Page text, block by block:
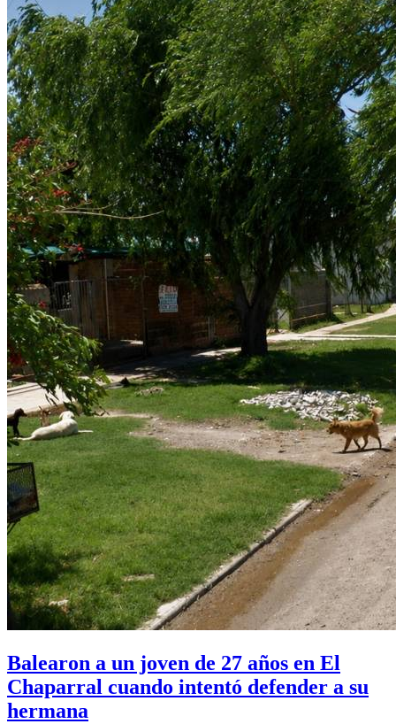
Balearon a un joven de 27 años en El
Chaparral cuando intentó defender a su
hermana